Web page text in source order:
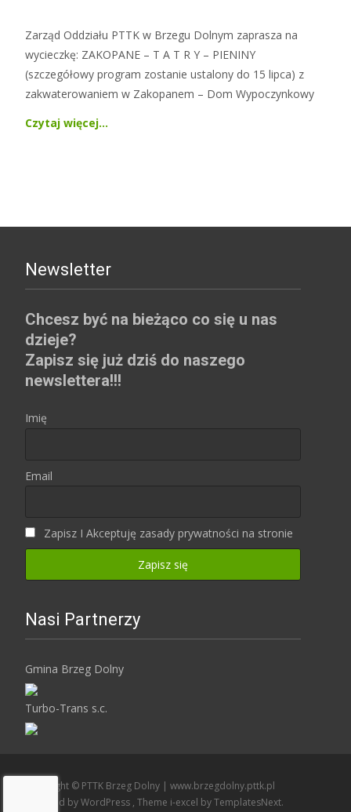
Zarząd Oddziału PTTK w Brzegu Dolnym zaprasza na
wycieczkę: ZAKOPANE – T A T R Y – PIENINY
(szczegółowy program zostanie ustalony do 15 lipca) z
zakwaterowaniem w Zakopanem – Dom Wypoczynkowy
Czytaj więcej…
Newsletter
Chcesz być na bieżąco co się u nas
dzieje?
Zapisz się już dziś do naszego
newslettera!!!
Imię
Email
Zapisz I Akceptuję zasady prywatności na stronie
Nasi Partnerzy
Gmina Brzeg Dolny
Turbo-Trans s.c.
Copyright © PTTK Brzeg Dolny | www.brzegdolny.pttk.pl
Powered by WordPress , Theme i-excel by TemplatesNext.